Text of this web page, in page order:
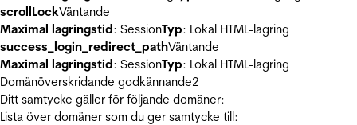
scrollLockVäntande
Maximal lagringstid: SessionTyp: Lokal HTML-lagring
success_login_redirect_pathVäntande
Maximal lagringstid: SessionTyp: Lokal HTML-lagring
Domänöverskridande godkännande2
Ditt samtycke gäller för följande domäner:
Lista över domäner som du ger samtycke till: